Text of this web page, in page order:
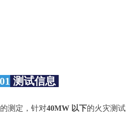
01 测试信息
测定，针对40MW 以下的火灾测试